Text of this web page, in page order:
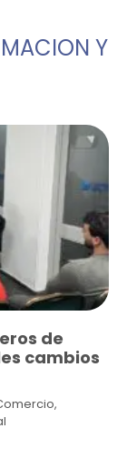
Y
de
cambios